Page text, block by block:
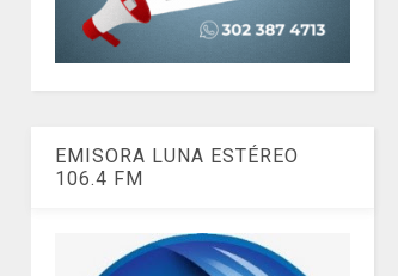
EMISORA LUNA ESTÉREO
106.4 FM